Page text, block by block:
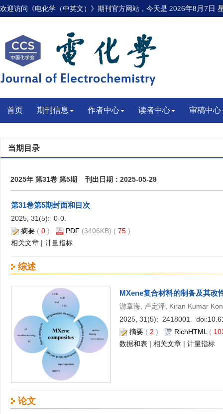
欢迎访问《电化学（中英文）》期刊官方网站，今天是 2026年8月7日
首页 期刊信息 作者中心 读者中心 审稿中心
当期目录
2025年 第31卷 第5期 刊出日期：2025-05-28
第31卷第5期封面和目次
2025, 31(5): 0-0.
摘要 ( 0 ) PDF (3406KB) ( 75 )
相关文章 | 计量指标
综述
MXene复合材料的制备及其改
游章海, 卢定泽, Kiran Kumar
2025, 31(5): 2418001. doi:
摘要( 2 ) RichHTML (
数据和表 | 相关文章| 计量指标
论文